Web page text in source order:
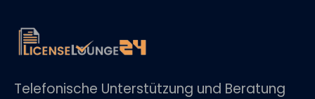
Telefonische Unterstützung und Beratung